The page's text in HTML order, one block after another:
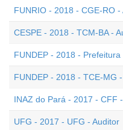
FUNRIO - 2018 - CGE-RO
CESPE - 2018 - TCM-BA -
FUNDEP - 2018 -
FUNDEP - 2018 - TCE-MG
INAZ do Pará - 2017 - CFF
UFG - 2017 - UFG - Auditor